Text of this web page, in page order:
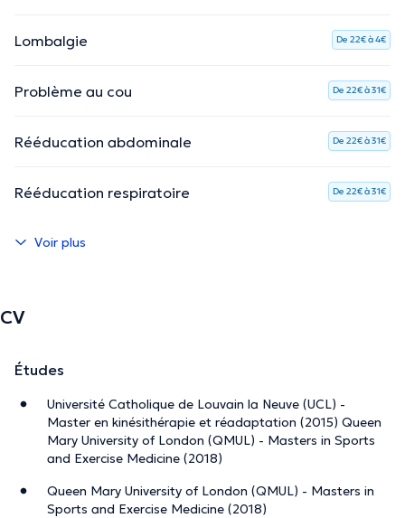
Lombalgie De 22€ à 4€
Problème au cou De 22€ à 31€
Rééducation abdominale De 22€ à 31€
Rééducation respiratoire De 22€ à 31€
Voir plus
CV
Études
Université Catholique de Louvain la Neuve (UCL) -
Master en kinésithérapie et réadaptation (2015) Queen
Mary University of London (QMUL) - Masters in Sports
and Exercise Medicine (2018)
Queen Mary University of London (QMUL) - Masters in
Sports and Exercise Medicine (2018)